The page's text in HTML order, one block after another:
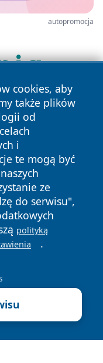
autopromocja
cookies, aby
także plików
od
i
te mogą być
ze
do serwisu",
polityką
.
prawa
Polityka
Cookies